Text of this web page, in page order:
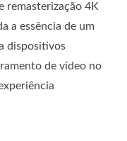
remasterização 4K
a essência de um
dispositivos
de vídeo no